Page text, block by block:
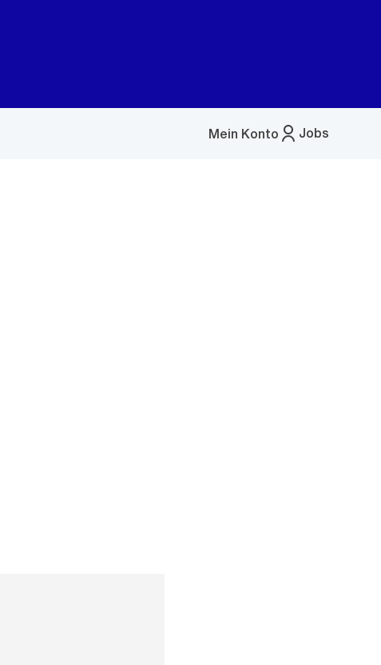
Jobs
Mein Konto
Menü